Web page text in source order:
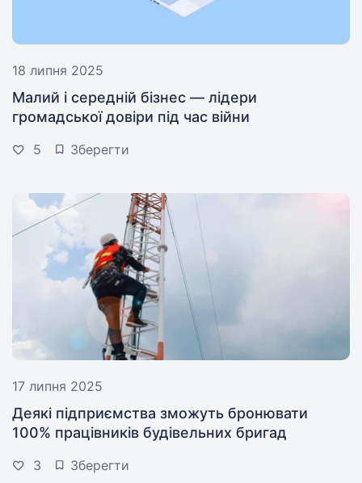
18 липня 2025
Малий і середній бізнес — лідери
громадської довіри під час війни
5 Зберегти
17 липня 2025
Деякі підприємства зможуть бронювати
100% працівників будівельних бригад
3 Зберегти